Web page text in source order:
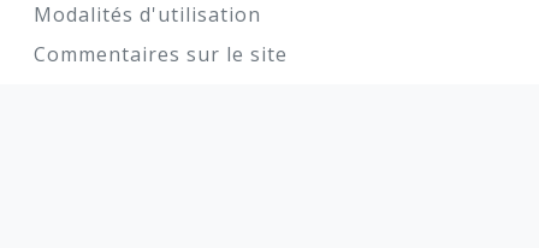
Modalités d'utilisation
Commentaires sur le site